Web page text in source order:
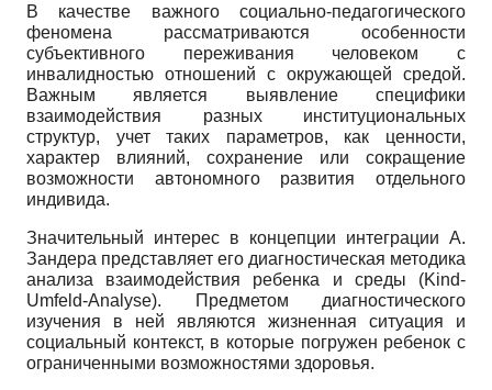
В качестве важного социально-педагогического
феномена рассматриваются особенности
субъективного переживания человеком с
инвалидностью отношений с окружающей средой.
Важным является выявление специфики
взаимодействия разных институциональных
структур, учет таких параметров, как ценности,
характер влияний, сохранение или сокращение
возможности автономного развития отдельного
индивида.
Значительный интерес в концепции интеграции А.
Зандера представляет его диагностическая методика
анализа взаимодействия ребенка и среды (Kind-
Umfeld-Analyse).
Предметом диагностического
изучения в ней являются жизненная ситуация и
социальный контекст, в которые погружен ребенок с
ограниченными возможностями здоровья.